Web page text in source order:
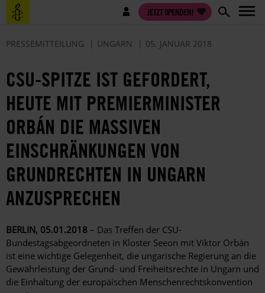
Direkt
zum
Benutzermenü JETZT SPENDEN!
PRESSEMITTEILUNG UNGARN 05. JANUAR 2018
CSU-SPITZE IST GEFORDERT,
HEUTE MIT PREMIERMINISTER
ORBÁN DIE MASSIVEN
EINSCHRÄNKUNGEN VON
GRUNDRECHTEN IN UNGARN
ANZUSPRECHEN
BERLIN, 05.01.2018 – Das Treffen der CSU-
Bundestagsabgeordneten in Kloster Seeon mit Viktor Orbán
ist eine wichtige Gelegenheit, die ungarische Regierung an die
Gewährleistung der Grund- und Freiheitsrechte in Ungarn und
die Einhaltung der europäischen Menschenrechtskonvention